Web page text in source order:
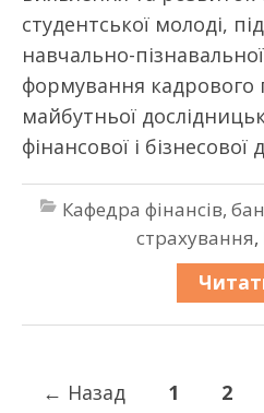
студентської молоді,
навчально-
формування кадрового
майбутньої
фінансової і бізнесової
Кафедра фінансів,
страхування,
← Назад 1 2